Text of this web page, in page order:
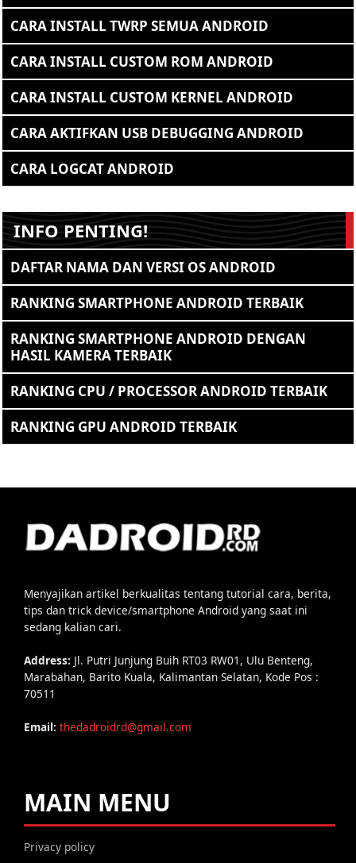
CARA INSTALL TWRP SEMUA ANDROID
CARA INSTALL CUSTOM ROM ANDROID
CARA INSTALL CUSTOM KERNEL ANDROID
CARA AKTIFKAN USB DEBUGGING ANDROID
CARA LOGCAT ANDROID
INFO PENTING!
DAFTAR NAMA DAN VERSI OS ANDROID
RANKING SMARTPHONE ANDROID TERBAIK
RANKING SMARTPHONE ANDROID DENGAN
HASIL KAMERA TERBAIK
RANKING CPU / PROCESSOR ANDROID TERBAIK
RANKING GPU ANDROID TERBAIK
Menyajikan artikel berkualitas tentang tutorial cara, berita,
tips dan trick device/smartphone Android yang saat ini
sedang kalian cari.
Address: Jl. Putri Junjung Buih RT03 RW01, Ulu Benteng,
Marabahan, Barito Kuala, Kalimantan Selatan, Kode Pos :
70511
Email: thedadroidrd@gmail.com
MAIN MENU
Privacy policy